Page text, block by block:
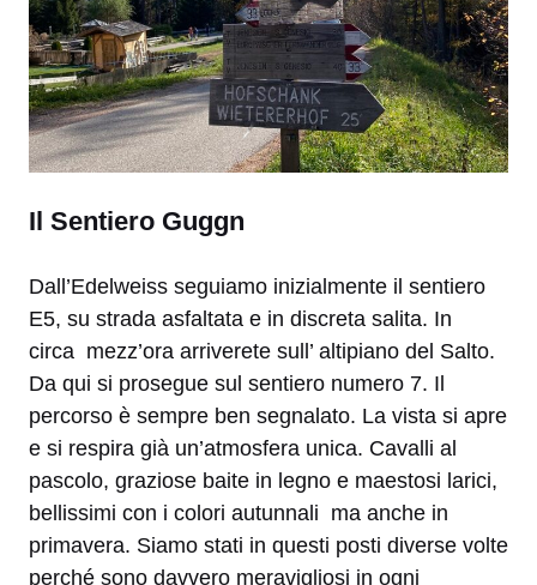
Il Sentiero Guggn
Dall’Edelweiss seguiamo inizialmente il sentiero
E5, su strada asfaltata e in discreta salita. In
circa mezz’ora arriverete sull’ altipiano del Salto.
Da qui si prosegue sul sentiero numero 7. Il
percorso è sempre ben segnalato. La vista si apre
e si respira già un’atmosfera unica. Cavalli al
pascolo, graziose baite in legno e maestosi larici,
bellissimi con i colori autunnali ma anche in
primavera. Siamo stati in questi posti diverse volte
perché sono davvero meravigliosi in ogni